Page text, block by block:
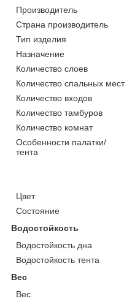
Производитель
Страна производитель
Тип изделия
Назначение
Количество слоев
Количество спальных мест
Количество входов
Количество тамбуров
Количество комнат
Особенности палатки/
тента
Цвет
Состояние
Водостойкость
Водостойкость дна
Водостойкость тента
Вес
Вес